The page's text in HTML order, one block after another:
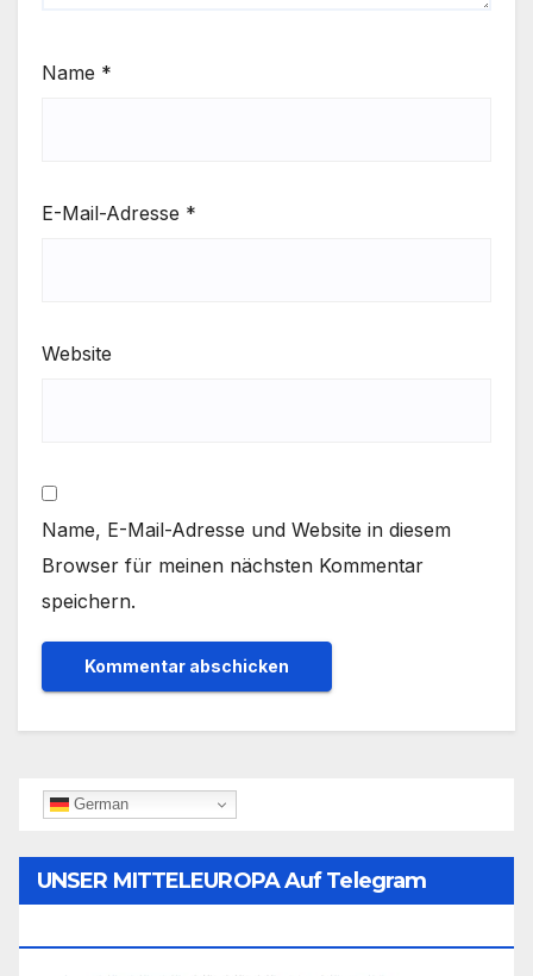
Name *
E-Mail-Adresse *
Website
Name, E-Mail-Adresse und Website in diesem
Browser für meinen nächsten Kommentar
speichern.
German
UNSER MITTELEUROPA Auf Telegram